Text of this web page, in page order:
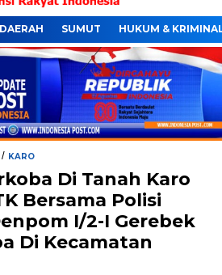
DAERAH SUMUT HUKUM &
/ KARO
Di Tanah Karo
Bersama Polisi
I/2-I Gerebek
Di Kecamatan